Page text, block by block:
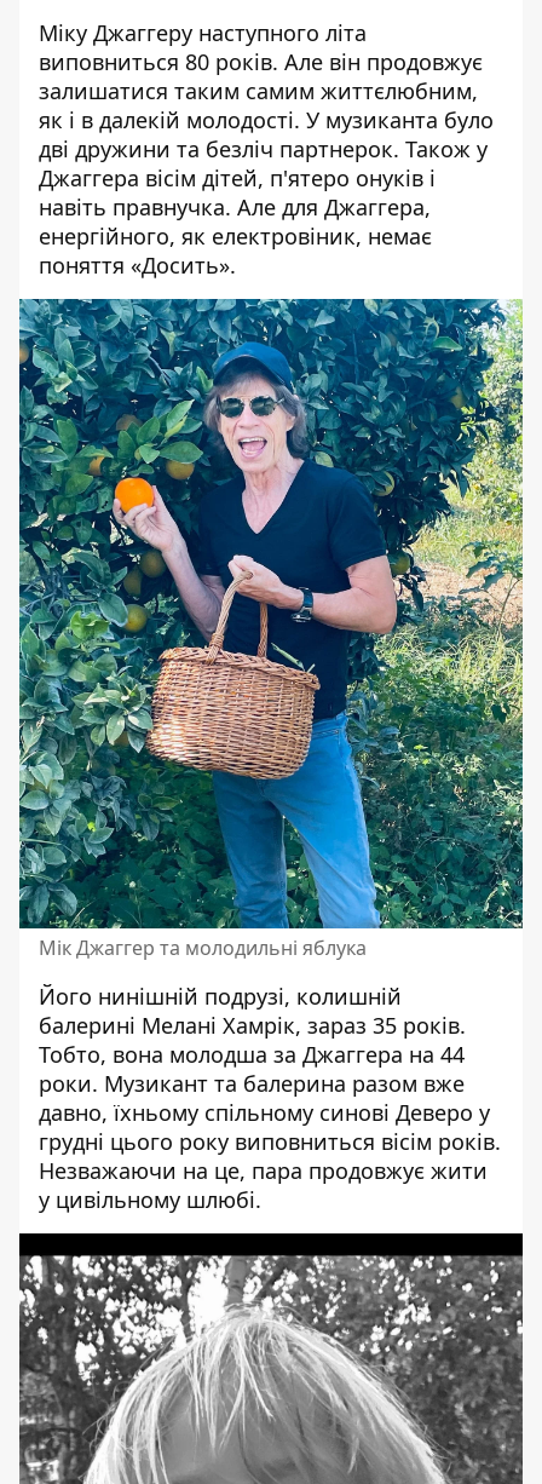
Міку Джаггеру наступного літа
виповниться 80 років. Але він продовжує
залишатися таким самим життєлюбним,
як і в далекій молодості. У музиканта було
дві дружини та безліч партнерок. Також у
Джаггера вісім дітей, п'ятеро онуків і
навіть правнучка. Але для Джаггера,
енергійного, як електровіник, немає
поняття «Досить».
Мік Джаггер та молодильні яблука
Його нинішній подрузі, колишній
балерині Мелані Хамрік, зараз 35 років.
Тобто, вона молодша за Джаггера на 44
роки. Музикант та балерина разом вже
давно, їхньому спільному синові Деверо у
грудні цього року виповниться вісім років.
Незважаючи на це, пара продовжує жити
у цивільному шлюбі.